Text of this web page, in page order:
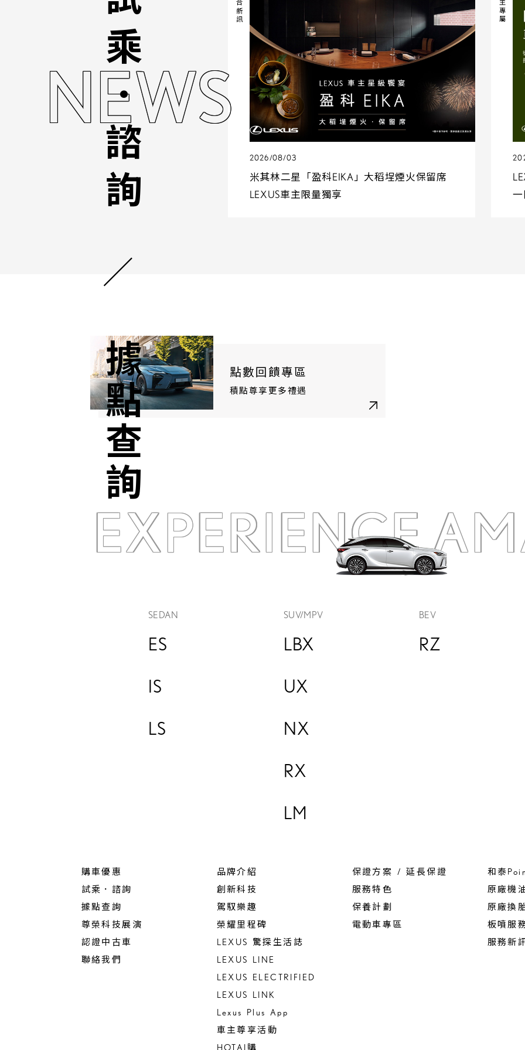
NEWS
2026/08/03
米其林二星「盈科EIKA」大稻埕煙火保留席
LEXUS車主限量獨享
點數回饋專區
積點尊享更多禮遇
試乘．諮詢
據點查詢
EXPERIENCE
SEDAN
ES
IS
LS
SUV/MPV
LBX
UX
NX
RX
LM
BEV
RZ
購車優惠
試乘．諮詢
據點查詢
尊榮科技展演
認證中古車
聯絡我們
品牌介紹
創新科技
駕馭樂趣
榮耀里程碑
LEXUS 驚探生活誌
LEXUS LINE
LEXUS ELECTRIFIED
LEXUS LINK
Lexus Plus App
車主尊享活動
HOTAI購
保證方案 / 延長保證
服務特色
保養計劃
電動車專區
和泰
原廠機
原廠換
板噴服
服務新